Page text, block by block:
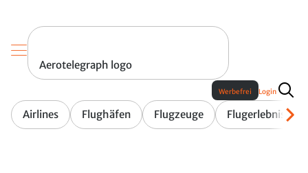
Aerotelegraph logo
Airlines Flughäfen Flugzeuge Flugerlebnis
Werbefrei Login